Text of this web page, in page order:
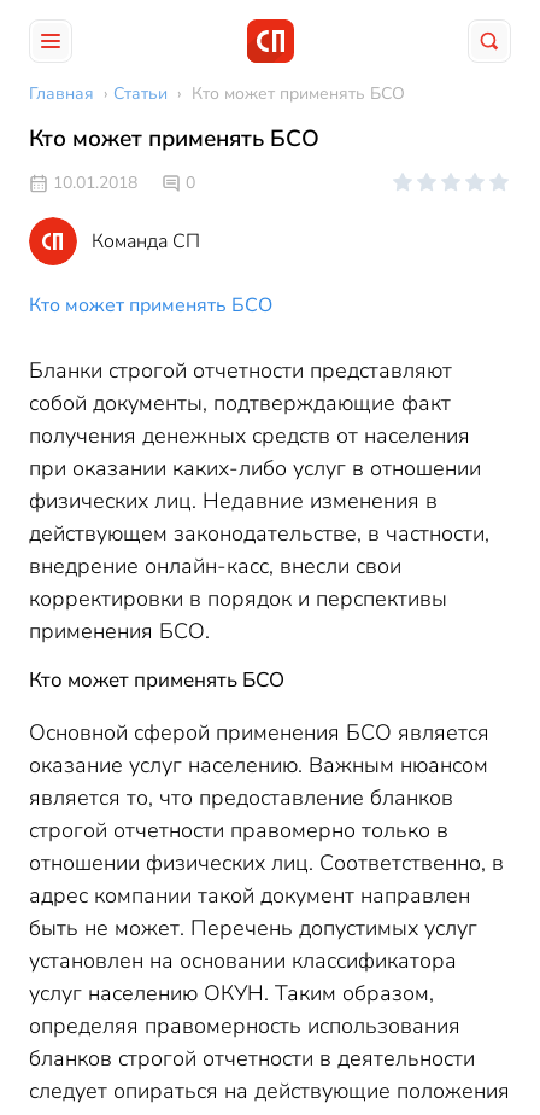
Главная › Статьи › Кто может применять БСО
Кто может применять БСО
10.01.2018 0
Команда СП
Кто может применять БСО
Бланки строгой отчетности представляют
собой документы, подтверждающие факт
получения денежных средств от населения
при оказании каких-либо услуг в отношении
физических лиц. Недавние изменения в
действующем законодательстве, в частности,
внедрение онлайн-касс, внесли свои
корректировки в порядок и перспективы
применения БСО.
Кто может применять БСО
Основной сферой применения БСО является
оказание услуг населению. Важным нюансом
является то, что предоставление бланков
строгой отчетности правомерно только в
отношении физических лиц. Соответственно, в
адрес компании такой документ направлен
быть не может. Перечень допустимых услуг
установлен на основании классификатора
услуг населению ОКУН. Таким образом,
определяя правомерность использования
бланков строгой отчетности в деятельности
следует опираться на действующие положения